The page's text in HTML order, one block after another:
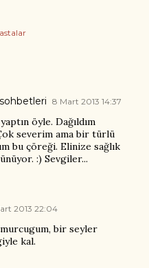
8 Mart 2013 14:37
öyle. Dağıldım
severim ama bir türlü
bu çöreği. Elinize sağlık
:) Sevgiler...
2013 22:04
bir seyler
kal.